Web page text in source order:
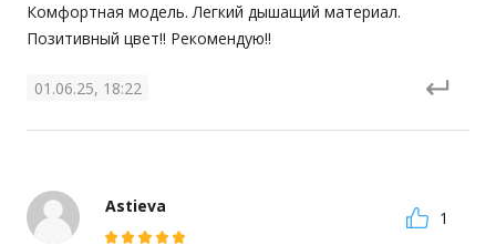
Комфортная модель. Легкий дышащий материал.
Позитивный цвет!! Рекомендую!!
01.06.25, 18:22
Astieva
1